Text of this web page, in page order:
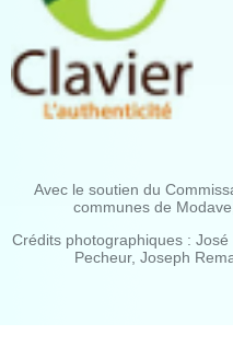
Avec le soutien du
communes de
Crédits photographiques :
Pecheur, Joseph